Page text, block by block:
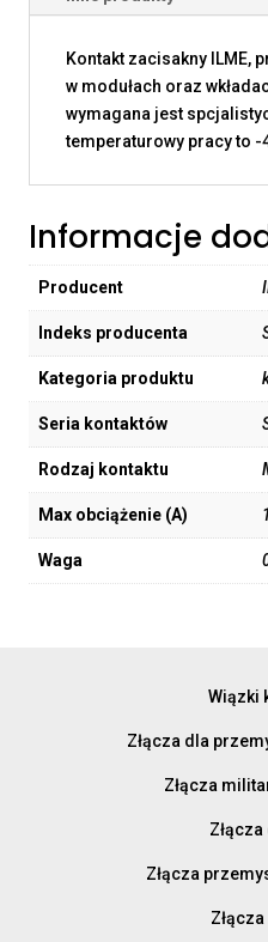
Kontakt zacisakny ILME,
w modułach oraz
wymagana jest
temperaturowy pracy to -
Informacje
Producent
Indeks producenta
Kategoria produktu
Seria kontaktów
Rodzaj kontaktu
Max obciążenie (A)
Waga
Wiązki
Złącza dla
Złącza
Złącza
Złącza